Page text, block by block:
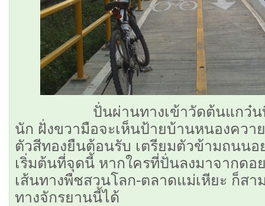
ปั่นผ่านทางเข้าวัดต้นแกว๋นที่อ
นัก ฝั่งขวามือจะเห็นป้ายบ้านหนองควา
ตัวสีทองยืนต้อนรับ เตรียมตัวข้ามถนนอ
เริ่มต้นที่จุดนี้ หากใครที่ปั่นลงมาจากดอ
เส้นทางพืชสวนโลก-ตลาดแม่เหียะ ก็สา
ทางจักรยานนี้ได้